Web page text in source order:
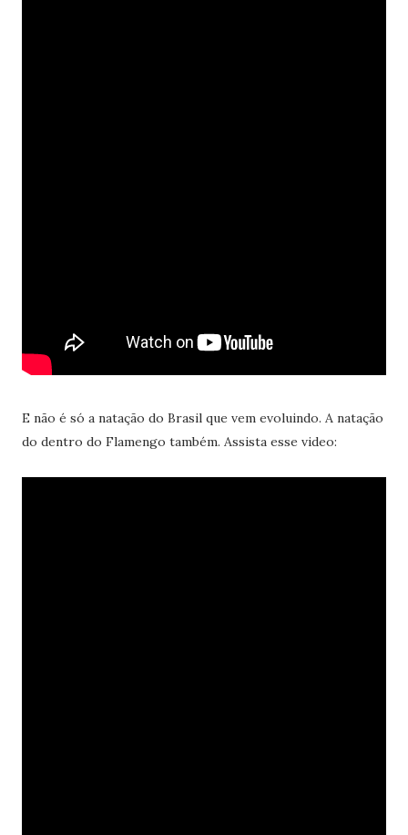
E não é só a natação do Brasil que vem evoluindo. A natação
do dentro do Flamengo também. Assista esse video: